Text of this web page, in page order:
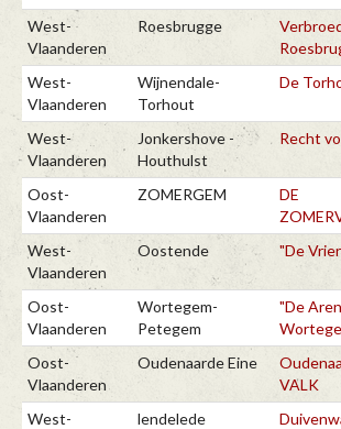
West-
Vlaanderen
Roesbrugge
West-
Vlaanderen
Wijnendale-
Torhout
De
West-
Vlaanderen
Jonkershove -
Houthulst
Recht
Oost-
Vlaanderen
ZOMERGEM
DE
West-
Vlaanderen
Oostende "De
Oost-
Vlaanderen
Wortegem-
Petegem
"De
Oost-
Vlaanderen
Oudenaarde Eine
VALK
West-
lendelede